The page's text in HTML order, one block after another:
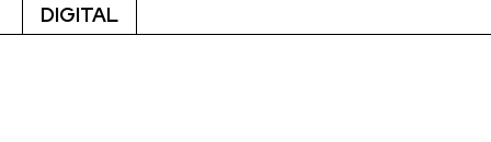
DIGITAL